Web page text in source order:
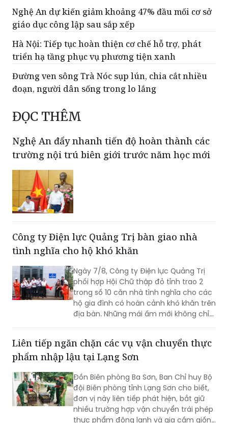
Nghệ An dự kiến giảm khoảng 47% đầu mối cơ sở
giáo dục công lập sau sắp xếp
Hà Nội: Tiếp tục hoàn thiện cơ chế hỗ trợ, phát
triển hạ tầng phục vụ phương tiện xanh
Đường ven sông Trà Nóc sụp lún, chia cắt nhiều
đoạn, người dân sống trong lo lắng
ĐỌC THÊM
Nghệ An đẩy nhanh tiến độ hoàn thành các
trường nội trú biên giới trước năm học mới
Công ty Điện lực Quảng Trị bàn giao nhà
tình nghĩa cho hộ khó khăn
Ngày 7/8, Công ty Điện lực Quảng Trị
phối hợp Hội Chữ thập đỏ tỉnh trao 2
trong số 10 căn nhà tình nghĩa cho các
hộ gia đình có hoàn cảnh khó khăn trên
địa bàn. Những mái ấm mới không chỉ
giá trị nhân văn từ các hoạt động an
sinh xã hội của ngành Điện.
Liên tiếp ngăn chặn các vụ vận chuyển thực
phẩm nhập lậu tại Lạng Sơn
Đồn Biên phòng Ba Sơn, Ban Chỉ huy Bộ
đội Biên phòng tỉnh Lạng Sơn cho biết,
đơn vị này liên tiếp phát hiện, bắt giữ
nhiều trường hợp vận chuyển trái phép
thực phẩm đông lạnh và gia cầm giống